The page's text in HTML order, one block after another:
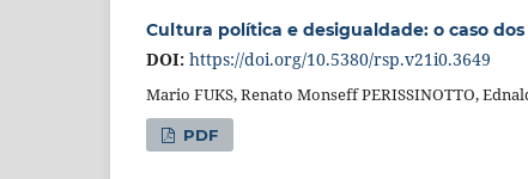
Cultura política e desigualdade: o caso
DOI: https://doi.org/10.5380/rsp.v21i0.3649
Mario FUKS, Renato Monseff PERISSINOTTO,
PDF